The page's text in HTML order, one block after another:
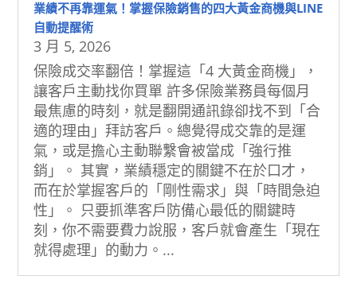
業績不再靠運氣！掌握保險銷售的四大黃金商機與LINE
自動提醒術
3 月 5, 2026
保險成交率翻倍！掌握這「4 大黃金商機」，
讓客戶主動找你買單 許多保險業務員每個月
最焦慮的時刻，就是翻開通訊錄卻找不到「合
適的理由」拜訪客戶。總覺得成交靠的是運
氣，或是擔心主動聯繫會被當成「強行推
銷」。 其實，業績穩定的關鍵不在於口才，
而在於掌握客戶的「剛性需求」與「時間急迫
性」。 只要抓準客戶防備心最低的關鍵時
刻，你不需要費力說服，客戶就會產生「現在
就得處理」的動力。...